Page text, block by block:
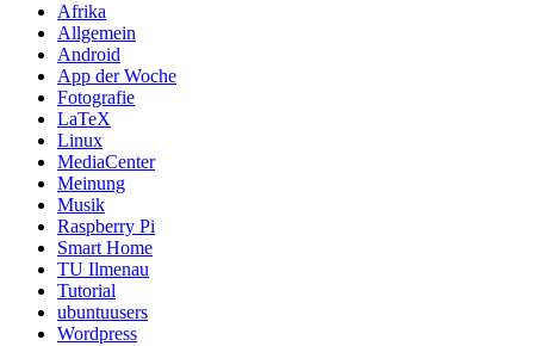
Afrika
Allgemein
Android
App der Woche
Fotografie
LaTeX
Linux
MediaCenter
Meinung
Musik
Raspberry Pi
Smart Home
TU Ilmenau
Tutorial
ubuntuusers
Wordpress